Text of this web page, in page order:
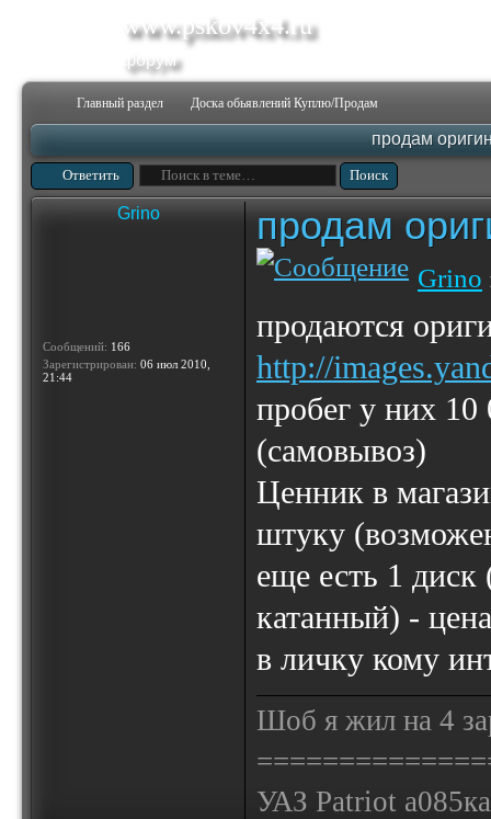
www.pskov4x4.ru
форум
Главный раздел Доска обьявлений Куплю/Продам
продам
Ответить
Grino
Сообщений: 166
Зарегистрирован: 06 июл 2010,
21:44
продам
Grino
продаются
http://
пробег у них 10
(самовывоз)
Ценник в
штуку
еще есть 1
катанный) -
в личку кому
Шоб я жил на 4
УАЗ Patriot